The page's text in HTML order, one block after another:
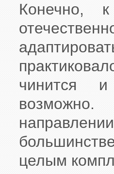
Конечно,
чинится
целым